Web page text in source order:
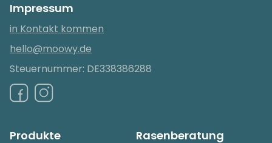
Impressum
in Kontakt kommen
hello@moowy.de
Steuernummer: DE338386288
Produkte Rasenberatung